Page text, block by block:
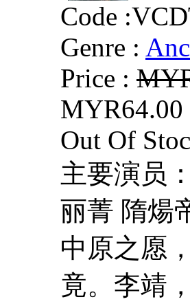
Code :
Genre :
Price :
MYR64.00
Out Of
主要演员
丽菁 隋煬
中原之愿
竟。李靖